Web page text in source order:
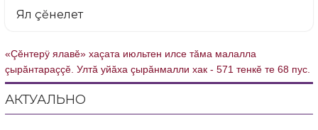
Ял çĕнелет
«Çĕнтерÿ ялавĕ» хаçата июльтен илсе тăма малалла
çырăнтараççĕ. Ултă уйăха çырăнмалли хак - 571 тенкĕ те 68 пус.
АКТУАЛЬНО